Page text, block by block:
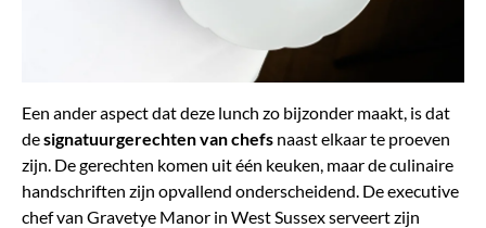
Een ander aspect dat deze lunch zo bijzonder maakt, is dat
designatuurgerechtenvanchefs naast elkaar te proeven
zijn. De gerechten komen uit één keuken, maar de culinaire
handschriften zijn opvallend onderscheidend. De executive
chef van Gravetye Manor in West Sussex serveert zijn